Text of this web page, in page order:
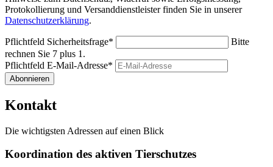
Protokollierung und Versanddienstleister finden Sie in unserer
Datenschutzerklärung.
Pflichtfeld Sicherheitsfrage*
Bitte
rechnen Sie 7 plus 1.
Pflichtfeld E-Mail-Adresse*
Abonnieren
Kontakt
Die wichtigsten Adressen auf einen Blick
Koordination des aktiven Tierschutzes